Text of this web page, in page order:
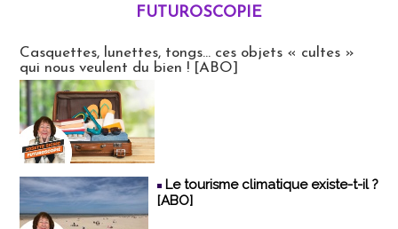
FUTUROSCOPIE
Casquettes, lunettes, tongs... ces objets « cultes »
qui nous veulent du bien ! [ABO]
Le tourisme climatique existe-t-il ?
[ABO]